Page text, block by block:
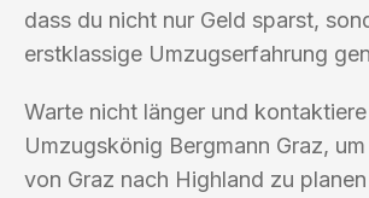
dass du nicht nur Geld sparst,
erstklassige Umzugserfahrung
Warte nicht länger und
Umzugskönig Bergmann Graz,
von Graz nach Highland zu